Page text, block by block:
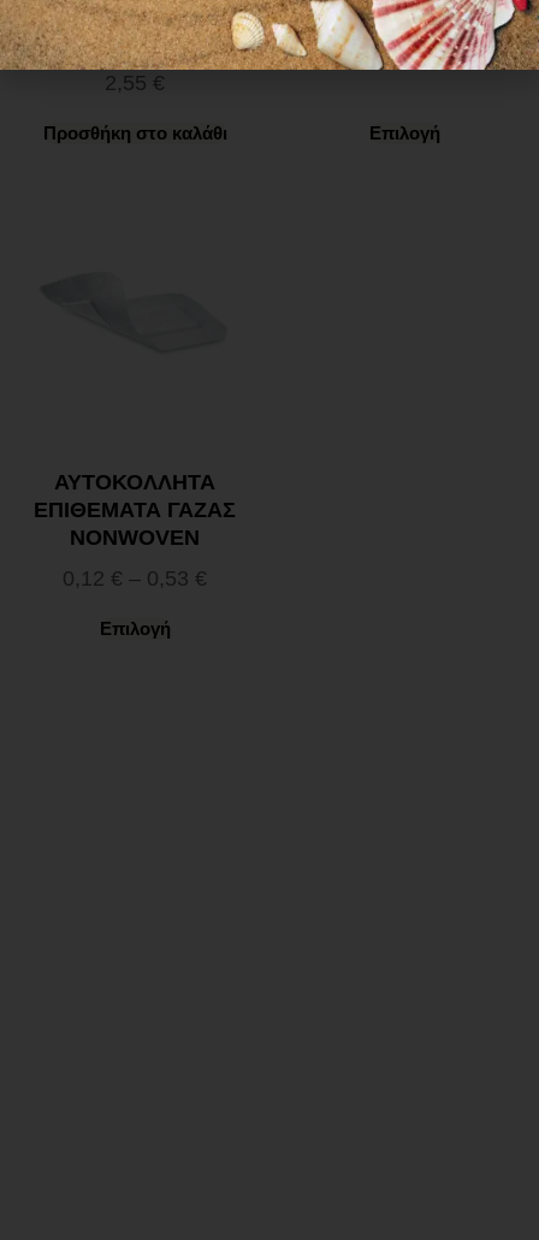
LUBRY SUPER GEL
82gr
2,55 €
Προσθήκη στο καλάθι
0,60€
Επιλογή
ΑΥΤΟΚΟΛΛΗΤΑ
ΕΠΙΘΕΜΑΤΑ ΓΑΖΑΣ
NONWOVEN
0,12 € – 0,53 €
Επιλογή